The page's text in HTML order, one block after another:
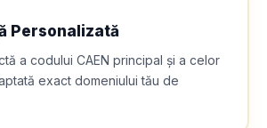
Personalizată
a codului CAEN principal și a celor
exact domeniului tău de